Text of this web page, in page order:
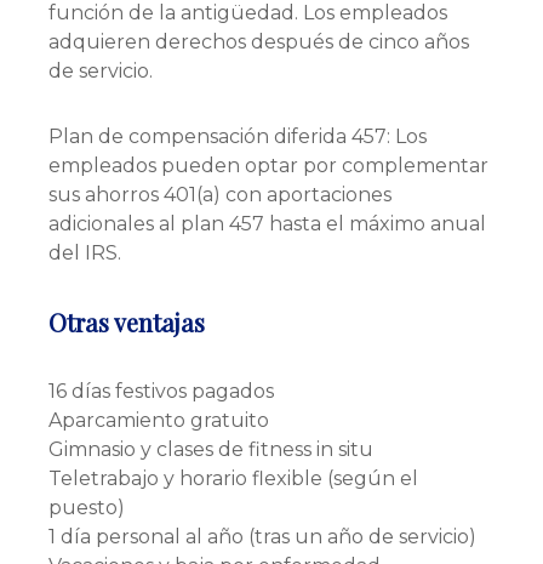
función de la antigüedad. Los empleados
adquieren derechos después de cinco años
de servicio.
Plan de compensación diferida 457: Los
empleados pueden optar por complementar
sus ahorros 401(a) con aportaciones
adicionales al plan 457 hasta el máximo anual
del IRS.
Otras ventajas
16 días festivos pagados
Aparcamiento gratuito
Gimnasio y clases de fitness in situ
Teletrabajo y horario flexible (según el
puesto)
1 día personal al año (tras un año de servicio)